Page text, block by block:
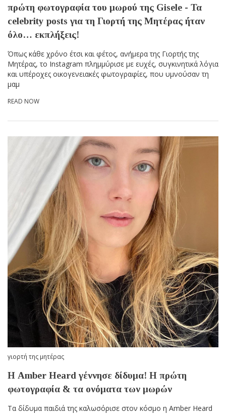
πρώτη φωτογραφία του μωρού της Gisele - Τα
celebrity posts για τη Γιορτή της Μητέρας ήταν
όλο… εκπλήξεις!
Όπως κάθε χρόνο έτσι και φέτος, ανήμερα της Γιορτής της
Μητέρας, το Instagram πλημμύρισε με ευχές, συγκινητικά λόγια
και υπέροχες οικογενειακές φωτογραφίες, που υμνούσαν τη
μαμ
READ NOW
γιορτή της μητέρας
Η Amber Heard γέννησε δίδυμα! Η πρώτη
φωτογραφία & τα ονόματα των μωρών
Τα δίδυμα παιδιά της καλωσόρισε στον κόσμο η Amber Heard